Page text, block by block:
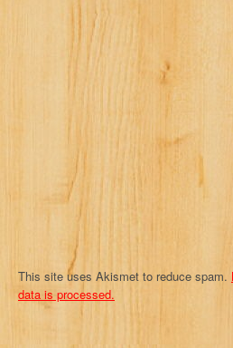
This site uses Akismet to reduce spam.
data is processed.